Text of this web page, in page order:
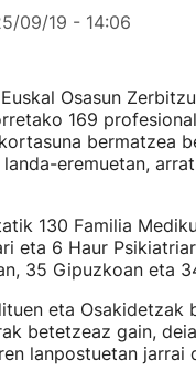
09/19 - 14:06
Osasun
169
bermatzea
eremuetan,
130 Familia
eta 6 Haur
35 Gipuzkoan eta
eta Osakidetzak
betetzeaz gain,
lanpostuetan jarrai